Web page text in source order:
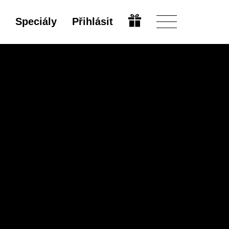
Speciály Přihlásit